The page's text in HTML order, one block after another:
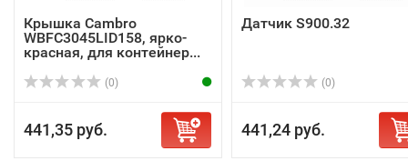
Крышка Cambro
WBFC3045LID158, ярко-
красная, для контейнер...
(0)
441,35 руб.
Датчик S900.32
(0)
441,24 руб.